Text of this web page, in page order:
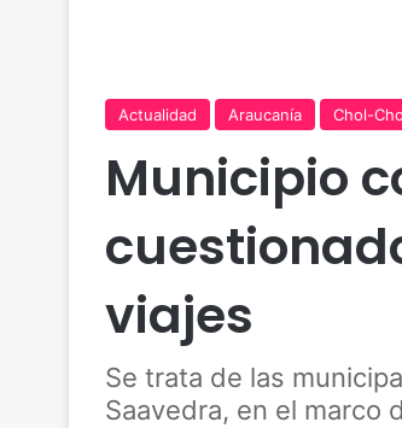
Actualidad Araucanía Chol-
Municipio
viajes
Se trata de las
Saavedra, en el marco